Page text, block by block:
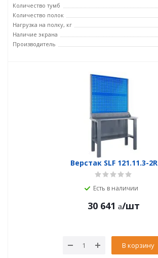
Количество тумб
Количество полок
Нагрузка на полку, кг
Наличие экрана
Производитель
Верстак SLF 121.11.3-2R
Есть в наличии
30 641 /шт
В корзину